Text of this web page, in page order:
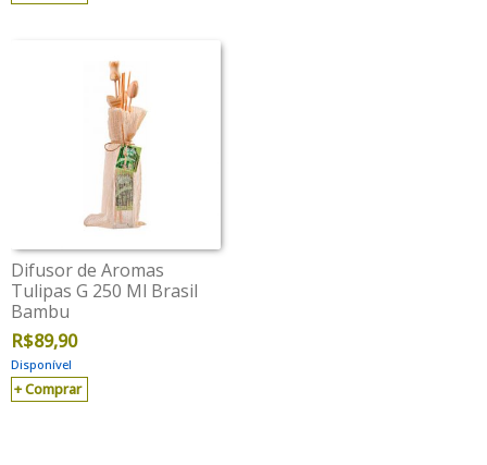
Difusor de Aromas
Tulipas G 250 Ml Brasil
Bambu
R$89,90
Disponível
Comprar